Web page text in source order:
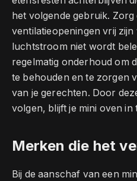
het volgende gebruik.
ventilatieopeningen vrij
luchtstroom niet wordt
regelmatig onderhoud om
te behouden en te zorgen
van je gerechten. Door
volgen, blijft je mini oven in
Merken die het
Bij de aanschaf van een